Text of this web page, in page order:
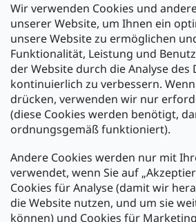
Wir verwenden Cookies und
unserer Website, um Ihnen ein
unsere Website zu ermöglichen
Funktionalität, Leistung und
der Website durch die Analyse des
kontinuierlich zu verbessern. Wenn
drücken, verwenden wir nur
(diese Cookies werden benötigt,
ordnungsgemäß funktioniert).
Andere Cookies werden nur mit
verwendet, wenn Sie auf
Cookies für Analyse (damit wir
die Website nutzen, und um sie
können) und Cookies für
Filiale Ulm
Zahlung und Versand
Versand mit:
Zahlarten: